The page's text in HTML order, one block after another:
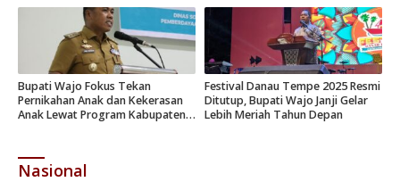
Bupati Wajo Fokus Tekan
Pernikahan Anak dan Kekerasan
Anak Lewat Program Kabupaten
Festival Danau Tempe 2025 Resmi
Ditutup, Bupati Wajo Janji Gelar
Lebih Meriah Tahun Depan
Nasional